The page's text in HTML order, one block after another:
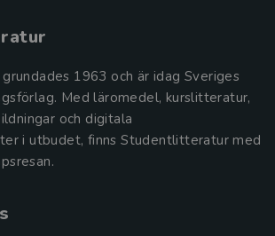
1963 och är idag Sveriges
Med läromedel, kurslitteratur,
och digitala
i utbudet, finns Studentlitteratur med